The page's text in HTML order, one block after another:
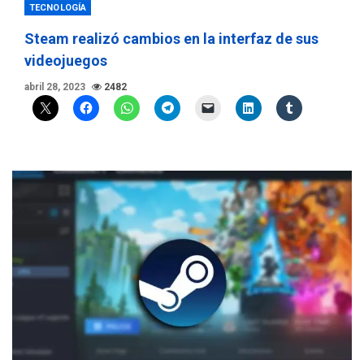
TECNOLOGÍA
Steam realizó cambios en la interfaz de sus
videojuegos
abril 28, 2023 2482